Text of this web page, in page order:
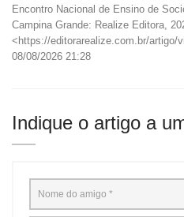
Encontro Nacional de Ensino de
Campina Grande: Realize Editora,
<https://editorarealize.com.br/artigo/
08/08/2026 21:28
Indique o artigo a